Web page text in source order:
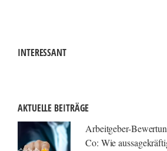
INTERESSANT
AKTUELLE BEITRÄGE
Arbeitgeber-
Co: Wie